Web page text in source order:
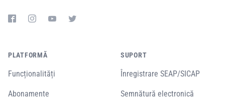
PLATFORMĂ
Funcționalități
Abonamente
SUPORT
Înregistrare SEAP/SICAP
Semnătură electronică